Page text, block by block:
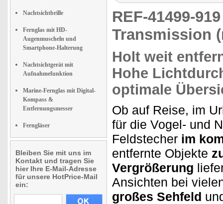
Nachtsichtbrille
Fernglas mit HD-
Augenmuscheln und
Smartphone-Halterung
Nachtsichtgerät mit
Aufnahmefunktion
Marine-Fernglas mit Digital-
Kompass &
Entfernungsmesser
Ferngläser
Bleiben Sie mit uns im
Kontakt und tragen Sie
hier Ihre E-Mail-Adresse
für unsere HotPrice-Mail
ein:
REF-41499-
Transmission
Holt weit
Hohe
optimale
Ob auf Reise, im
für die Vogel- und
Feldstecher im
entfernte Objekte
Vergrößerung
Ansichten bei
großes Sehfeld